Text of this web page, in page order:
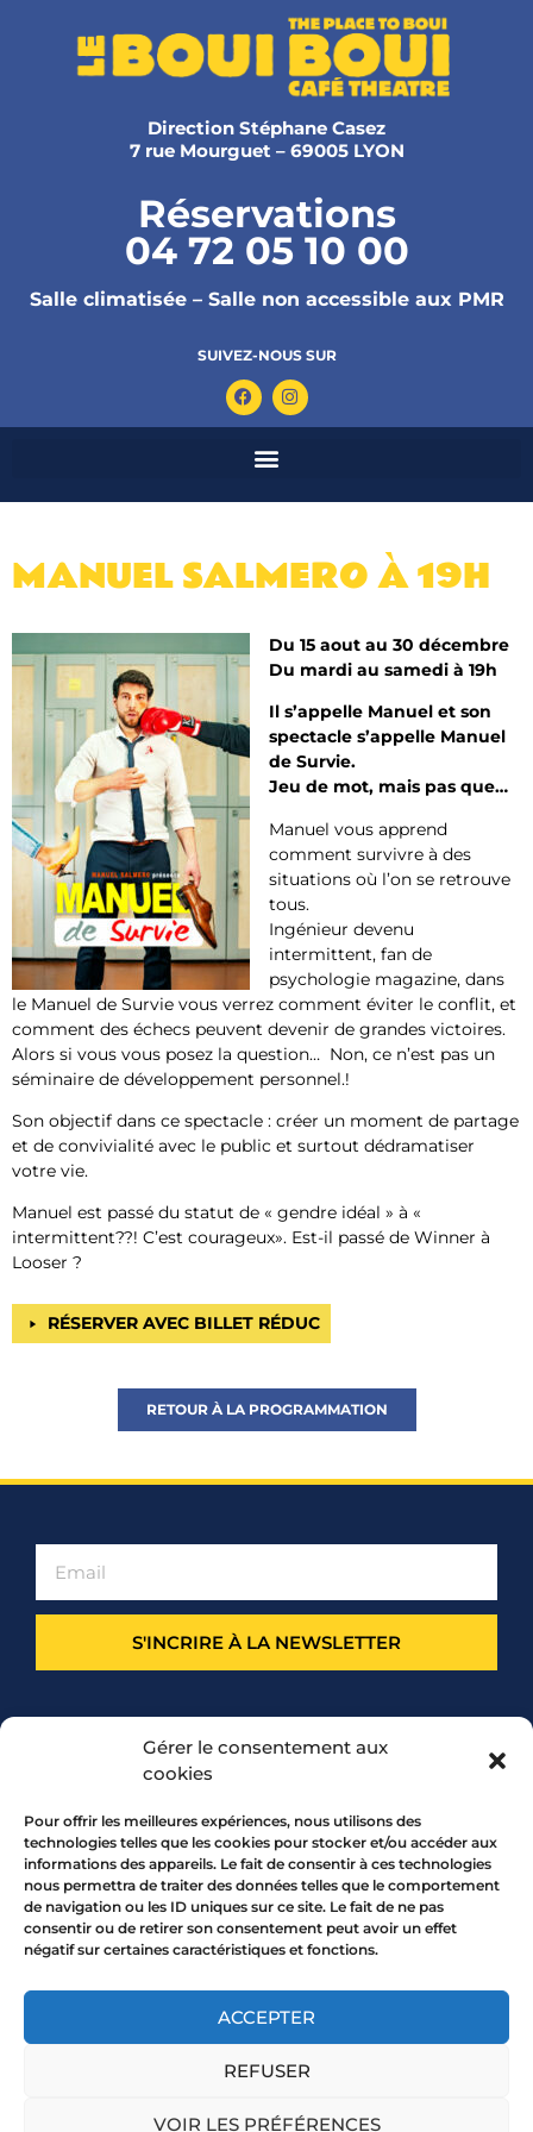
Gérer le consentement aux
cookies
Pour offrir les meilleures expériences, nous utilisons des
technologies telles que les cookies pour stocker et/ou accéder aux
informations des appareils. Le fait de consentir à ces technologies
nous permettra de traiter des données telles que le comportement
de navigation ou les ID uniques sur ce site. Le fait de ne pas
consentir ou de retirer son consentement peut avoir un effet
négatif sur certaines caractéristiques et fonctions.
ACCEPTER
REFUSER
VOIR LES PRÉFÉRENCES
Direction Stéphane Casez
7 rue Mourguet – 69005 LYON
Réservations
04 72 05 10 00
Salle climatisée – Salle non accessible aux PMR
SUIVEZ-NOUS SUR
MANUEL SALMERO À 19H
Du 15 aout au 30 décembre
Du mardi au samedi à 19h
Il s’appelle Manuel et son
spectacle s’appelle Manuel
de Survie.
Jeu de mot, mais pas que…
Manuel vous apprend
comment survivre à des
situations où l’on se retrouve
tous.
Ingénieur devenu
intermittent, fan de
psychologie magazine, dans
le Manuel de Survie vous verrez comment éviter le conflit, et
comment des échecs peuvent devenir de grandes victoires.
Alors si vous vous posez la question… Non, ce n’est pas un
séminaire de développement personnel.!
Son objectif dans ce spectacle : créer un moment de partage
et de convivialité avec le public et surtout dédramatiser
votre vie.
Manuel est passé du statut de « gendre idéal » à «
intermittent??! C’est courageux». Est-il passé de Winner à
Looser ?
RÉSERVER AVEC BILLET RÉDUC
RETOUR À LA PROGRAMMATION
S'INCRIRE À LA NEWSLETTER